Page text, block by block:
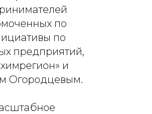
по
по
предприятий,
и
Огородцевым.